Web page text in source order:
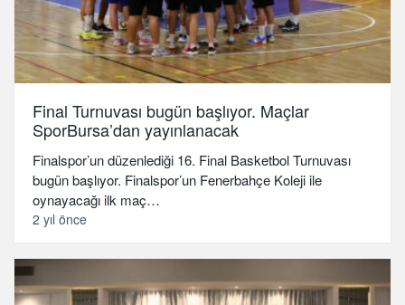
Final Turnuvası bugün başlıyor. Maçlar
SporBursa’dan yayınlanacak
Finalspor’un düzenlediği 16. Final Basketbol Turnuvası
bugün başlıyor. Finalspor’un Fenerbahçe Koleji ile
oynayacağı ilk maç…
2 yıl önce